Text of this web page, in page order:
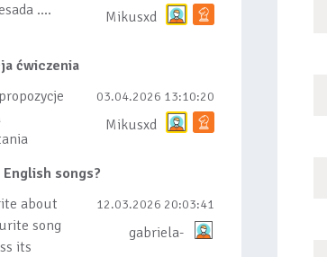
....
Mikusxd
ćwiczenia
do
ze
03.04.2026 13:10:20
Mikusxd
English songs?
about
song
its
12.03.2026 20:03:41
gabriela-